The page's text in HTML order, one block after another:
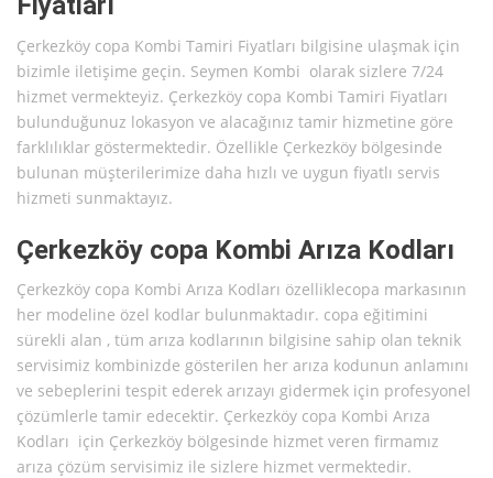
Çerkezköy copa Kombi Tamiri Fiyatları bilgisine ulaşmak için
bizimle iletişime geçin. Seymen Kombi olarak sizlere 7/24
hizmet vermekteyiz. Çerkezköy copa Kombi Tamiri Fiyatları
bulunduğunuz lokasyon ve alacağınız tamir hizmetine göre
farklılıklar göstermektedir. Özellikle Çerkezköy bölgesinde
bulunan müşterilerimize daha hızlı ve uygun fiyatlı servis
hizmeti sunmaktayız.
Çerkezköy copa Kombi Arıza Kodları
Çerkezköy copa Kombi Arıza Kodları özelliklecopa markasının
her modeline özel kodlar bulunmaktadır. copa eğitimini
sürekli alan , tüm arıza kodlarının bilgisine sahip olan teknik
servisimiz kombinizde gösterilen her arıza kodunun anlamını
ve sebeplerini tespit ederek arızayı gidermek için profesyonel
çözümlerle tamir edecektir. Çerkezköy copa Kombi Arıza
Kodları için Çerkezköy bölgesinde hizmet veren firmamız
arıza çözüm servisimiz ile sizlere hizmet vermektedir.